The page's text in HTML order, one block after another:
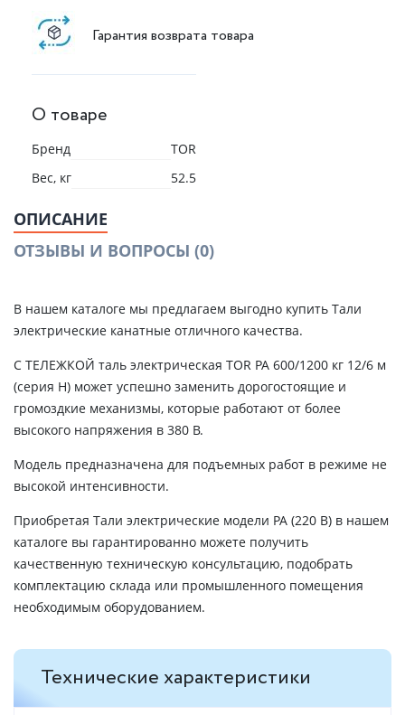
Гарантия возврата товара
О товаре
Бренд
TOR
Вес, кг
52.5
ОПИСАНИЕ
ОТЗЫВЫ И ВОПРОСЫ (0)
В нашем каталоге мы предлагаем выгодно купить Тали
электрические канатные отличного качества.
С ТЕЛЕЖКОЙ таль электрическая TOR PA 600/1200 кг 12/6 м
(серия H) может успешно заменить дорогостоящие и
громоздкие механизмы, которые работают от более
высокого напряжения в 380 В.
Модель предназначена для подъемных работ в режиме не
высокой интенсивности.
Приобретая Тали электрические модели РА (220 В) в нашем
каталоге вы гарантированно можете получить
качественную техническую консультацию, подобрать
комплектацию склада или промышленного помещения
необходимым оборудованием.
Технические характеристики